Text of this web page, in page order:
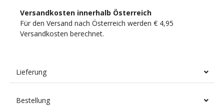
Versandkosten innerhalb Österreich
Für den Versand nach Österreich werden € 4,95
Versandkosten berechnet.
Lieferung
Bestellung